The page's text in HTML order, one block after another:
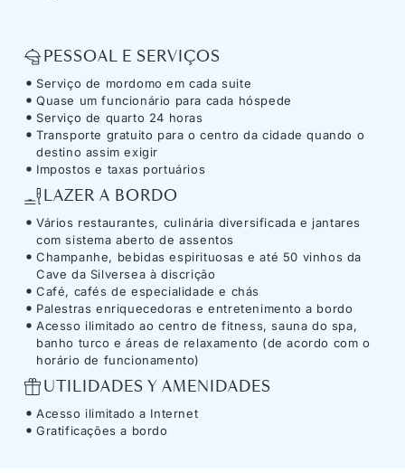
PESSOAL E SERVIÇOS
Serviço de mordomo em cada suite
Quase um funcionário para cada hóspede
Serviço de quarto 24 horas
Transporte gratuito para o centro da cidade quando o
destino assim exigir
Impostos e taxas portuários
LAZER A BORDO
Vários restaurantes, culinária diversificada e jantares
com sistema aberto de assentos
Champanhe, bebidas espirituosas e até 50 vinhos da
Cave da Silversea à discrição
Café, cafés de especialidade e chás
Palestras enriquecedoras e entretenimento a bordo
Acesso ilimitado ao centro de fitness, sauna do spa,
banho turco e áreas de relaxamento (de acordo com o
horário de funcionamento)
UTILIDADES Y AMENIDADES
Acesso ilimitado a Internet
Gratificações a bordo